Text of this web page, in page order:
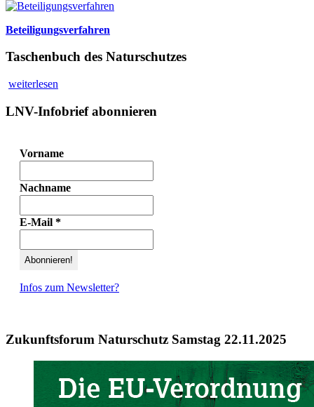
Beteiligungsverfahren
Taschenbuch des Naturschutzes
weiterlesen
LNV-Infobrief abonnieren
Vorname
Nachname
E-Mail *
Infos zum Newsletter?
Zukunftsforum Naturschutz Samstag 22.11.2025